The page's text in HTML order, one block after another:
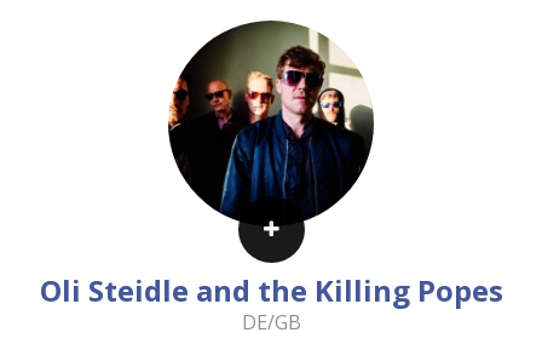
Oli Steidle and the Killing Popes
DE/GB